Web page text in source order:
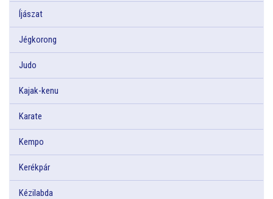
Íjászat
Jégkorong
Judo
Kajak-kenu
Karate
Kempo
Kerékpár
Kézilabda